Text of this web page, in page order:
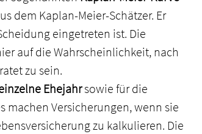
dem Kaplan-Meier-Schätzer. Er
eingetreten ist. Die
auf die Wahrscheinlichkeit, nach
zu sein.
Ehejahr sowie für die
machen Versicherungen, wenn sie
zu kalkulieren. Die